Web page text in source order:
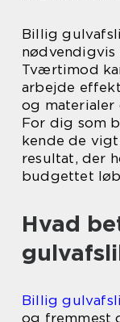
Billig
Tværtimod
arbejde
og
For dig som
kende de
resultat, der
budgettet
Hvad
Billig
og fremmest